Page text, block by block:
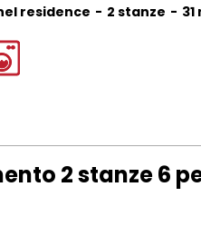
residence
2 stanze 31
2 stanze 6